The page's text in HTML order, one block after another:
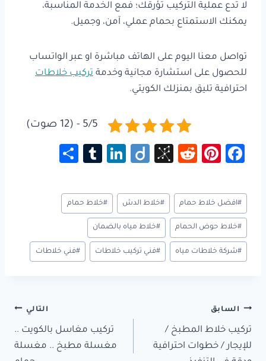
لا تدع عملية التركيب تؤرقك؛ فمع الخدمة المناسبة،
يمكنك الاستمتاع بحمام عملي، آمن، وجميل.
تواصل معنا اليوم على الهاتف مباشرة او عبر الواتساب
للحصول على استشارة مجانية وخدمة تركيب خلاطات
احترافية تليق بمنزلك الكويتي.
5/5 - (12 صوت)
Fa
b
o
ok
Pi
er
es
t
R
d
di
t
Bi
S
o
n
o
m
Di
o
Li
e
dI
n
Tu
bl
r
وسوم
المقال:
#افضل خلاط حمام #خلاط الدش #خلاط حمام
#خلاط حوض الحمام #خلاط مياه بالضمان
#شركة خلاطات مياه #فني تركيب خلاطات #فني خلاطات
تصفّح
المقالات
السابق
تركيب خلاط المطبخ /
للإيجار / خطوات احترافية
التالي
تركيب مغاسل بالكويت ..
مغسلة مطبخ .. مغسلة